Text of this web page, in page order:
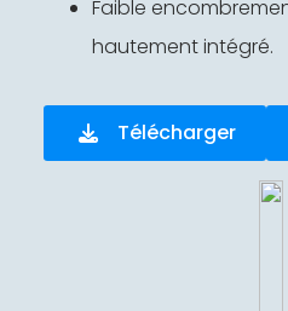
Faible
hautement intégré.
Télécharger